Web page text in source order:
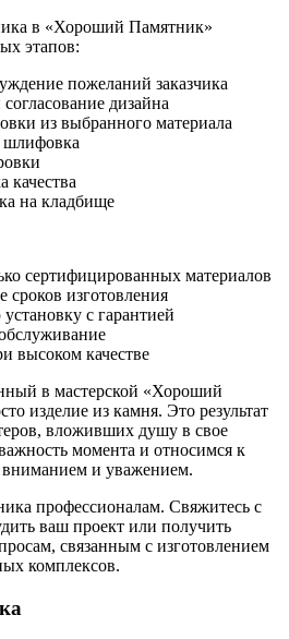
в «Хороший Памятник»
этапов:
пожеланий заказчика
дизайна
из выбранного материала
шлифовка
качества
на кладбище
сертифицированных материалов
сроков изготовления
с гарантией
высоком качестве
в мастерской «Хороший
изделие из камня. Это результат
вложивших душу в свое
момента и относимся к
вниманием и уважением.
профессионалам. Свяжитесь с
ваш проект или получить
связанным с изготовлением
комплексов.